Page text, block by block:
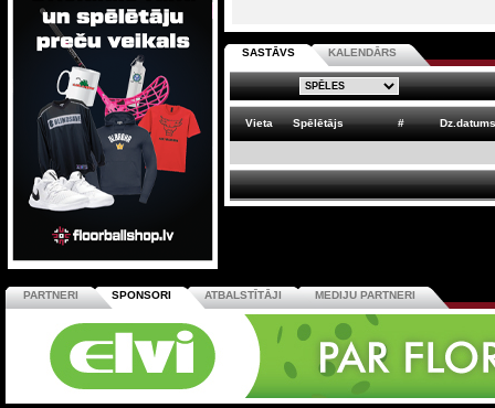
SASTĀVS KALENDĀRS
Vieta Spēlētājs # Dz.datums
PARTNERI SPONSORI ATBALSTĪTĀJI MEDIJU PARTNERI